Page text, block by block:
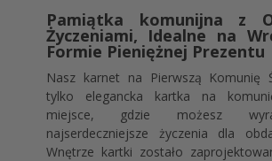
Pamiątka komunijna z
Życzeniami, Idealne na
Formie Pieniężnej Prezentu
Nasz karnet na Pierwszą Komunię
tylko elegancka kartka na
miejsce, gdzie możesz
najserdeczniejsze życzenia dla
Wnętrze kartki zostało